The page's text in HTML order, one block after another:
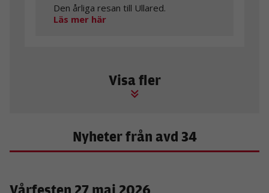
Den årliga resan till Ullared.
Läs mer här
Visa fler
Nyheter från avd 34
Vårfesten 27 maj 2026